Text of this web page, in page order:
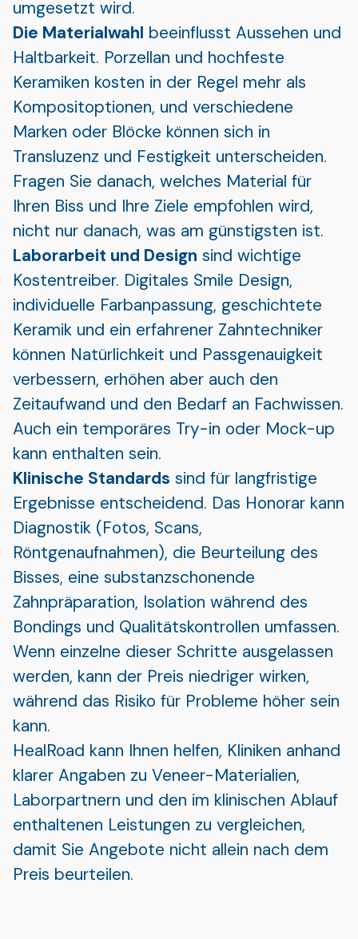
umgesetzt wird.
Die Materialwahl beeinflusst Aussehen und
Haltbarkeit. Porzellan und hochfeste
Keramiken kosten in der Regel mehr als
Kompositoptionen, und verschiedene
Marken oder Blöcke können sich in
Transluzenz und Festigkeit unterscheiden.
Fragen Sie danach, welches Material für
Ihren Biss und Ihre Ziele empfohlen wird,
nicht nur danach, was am günstigsten ist.
Laborarbeit und Design sind wichtige
Kostentreiber. Digitales Smile Design,
individuelle Farbanpassung, geschichtete
Keramik und ein erfahrener Zahntechniker
können Natürlichkeit und Passgenauigkeit
verbessern, erhöhen aber auch den
Zeitaufwand und den Bedarf an Fachwissen.
Auch ein temporäres Try-in oder Mock-up
kann enthalten sein.
Klinische Standards sind für langfristige
Ergebnisse entscheidend. Das Honorar kann
Diagnostik (Fotos, Scans,
Röntgenaufnahmen), die Beurteilung des
Bisses, eine substanzschonende
Zahnpräparation, Isolation während des
Bondings und Qualitätskontrollen umfassen.
Wenn einzelne dieser Schritte ausgelassen
werden, kann der Preis niedriger wirken,
während das Risiko für Probleme höher sein
kann.
HealRoad kann Ihnen helfen, Kliniken anhand
klarer Angaben zu Veneer-Materialien,
Laborpartnern und den im klinischen Ablauf
enthaltenen Leistungen zu vergleichen,
damit Sie Angebote nicht allein nach dem
Preis beurteilen.